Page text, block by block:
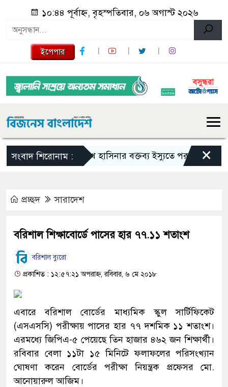
১০:৪৪ পূর্বাহ্ন, বৃহস্পতিবার, ০৬ অগাস্ট ২০২৬
ইপেপার
সংবাদ শিরোনাম :শেখ হাসিনার বক্তব্য ইস্যুতে পররাষ্ট্র মন্ত্রণালয়ের
×
প্রচ্ছদ সারাদেশ
বরিশাল শিক্ষাবোর্ডে পাসের হার ৭৭.১১ শতাংশ
বরিশাল ব্যুরো
প্রকাশিত : ১২:৫৭:২১ অপরাহ্ন, রবিবার, ৬ মে ২০১৮
এবারে বরিশাল বোর্ডের মাধ্যমিক স্কুল সার্টিফিকেট
(এসএসসি) পরীক্ষায় পাসের হার ৭৭ দশমিক ১১ শতাংশ।
এরমধ্যে জিপিএ-৫ পেয়েছে তিন হাজার ৪৬২ জন শিক্ষার্থী।
রবিবার বেলা ১১টা ১৫ মিনিটে ফলাফলের পরিসংখ্যান
ঘোষণা করেন বোর্ডের পরীক্ষা নিয়ন্ত্রক প্র‌ফেসর মো.
আ‌নোয়ারুল আ‌জিম।